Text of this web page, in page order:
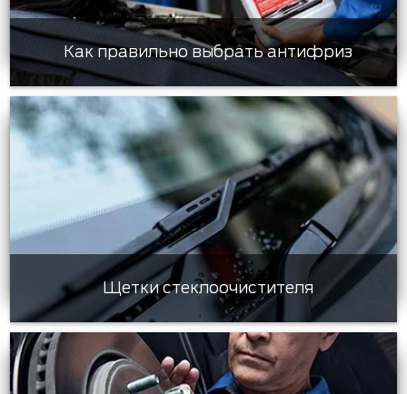
Как правильно выбрать антифриз
Щетки стеклоочистителя